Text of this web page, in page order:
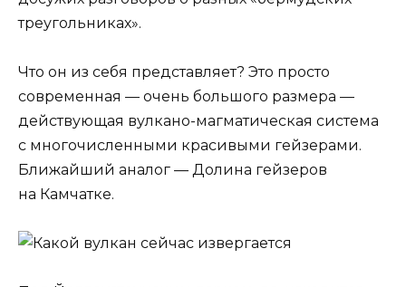
треугольниках».
Что он из себя представляет? Это просто
современная — очень большого размера —
действующая вулкано-магматическая система
с многочисленными красивыми гейзерами.
Ближайший аналог — Долина гейзеров
на Камчатке.